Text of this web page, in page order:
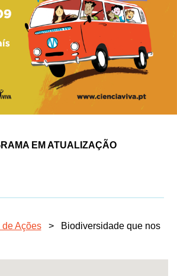
EM ATUALIZAÇÃO
de Ações >
Biodiversidade que nos